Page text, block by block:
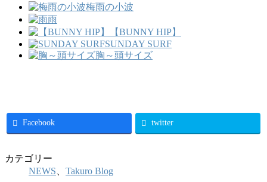
梅雨の小波
雨
【BUNNY HIP】
SUNDAY SURF
胸～頭サイズ
Facebook twitter
カテゴリー
NEWS
Takuro Blog